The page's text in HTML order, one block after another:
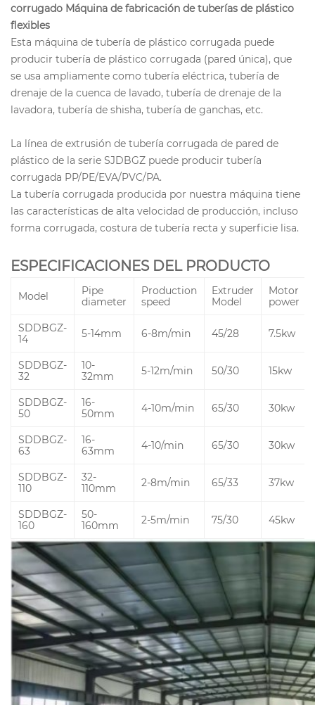
corrugado Máquina de fabricación de tuberías de plástico
flexibles
Esta máquina de tubería de plástico corrugada puede
producir tubería de plástico corrugada (pared única), que
se usa ampliamente como tubería eléctrica, tubería de
drenaje de la cuenca de lavado, tubería de drenaje de la
lavadora, tubería de shisha, tubería de ganchas, etc.
La línea de extrusión de tubería corrugada de pared de
plástico de la serie SJDBGZ puede producir tubería
corrugada PP/PE/EVA/PVC/PA.
La tubería corrugada producida por nuestra máquina tiene
las características de alta velocidad de producción, incluso
forma corrugada, costura de tubería recta y superficie lisa.
ESPECIFICACIONES DEL PRODUCTO
Model
Pipe
diameter
Production
speed
Extruder
Model
Motor
power
SDDBGZ-
14
5-14mm 6-8m/min 45/28 7.5kw
SDDBGZ-
32
10-
32mm
5-12m/min 50/30 15kw
SDDBGZ-
50
16-
50mm
4-10m/min 65/30 30kw
SDDBGZ-
63
16-
63mm
4-10/min 65/30 30kw
SDDBGZ-
110
32-
110mm
2-8m/min 65/33 37kw
SDDBGZ-
160
50-
160mm
2-5m/min 75/30 45kw